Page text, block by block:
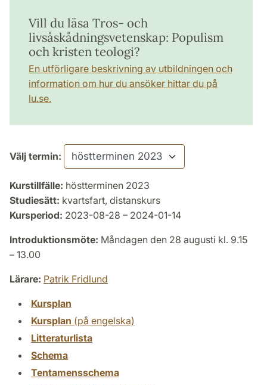
Vill du läsa Tros- och
livsåskådningsvetenskap: Populism
och kristen teologi?
En utförligare beskrivning av utbildningen och
information om hur du ansöker hittar du på
lu.se.
Välj termin:
Kurstillfälle: höstterminen 2023
Studiesätt: kvartsfart, distanskurs
Kursperiod: 2023-08-28 – 2024-01-14
Introduktionsmöte: Måndagen den 28 augusti kl. 9.15
– 13.00
Lärare: Patrik Fridlund
Kursplan
Kursplan (på engelska)
Litteraturlista
Schema
Tentamensschema